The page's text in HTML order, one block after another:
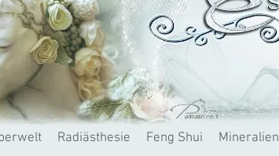
Radiästhesie Feng Shui Mineralien